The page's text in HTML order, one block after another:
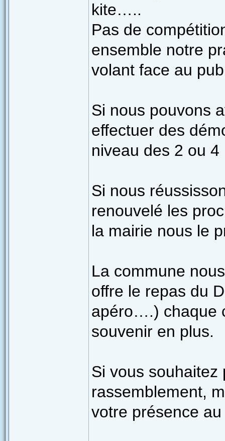
kite…..
Pas de
ensemble notre
volant face au
Si nous pouvons
effectuer des
niveau des 2 ou 4
Si nous
renouvelé les
la mairie nous le
La commune
offre le repas du
apéro….) chaque
souvenir en plus.
Si vous souhaitez
rassemblement,
votre présence